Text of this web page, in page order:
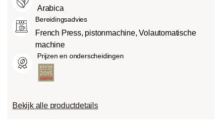
Arabica
Bereidingsadvies
French Press, pistonmachine, Volautomatische
machine
Prijzen en onderscheidingen
Bekijk alle productdetails